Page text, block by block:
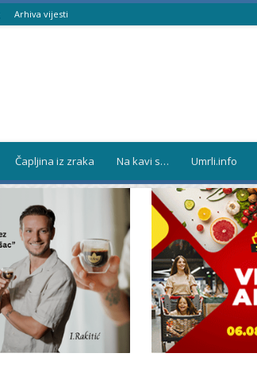
Arhiva vijesti
Čapljina iz zraka Na kavi s… Umrli.info